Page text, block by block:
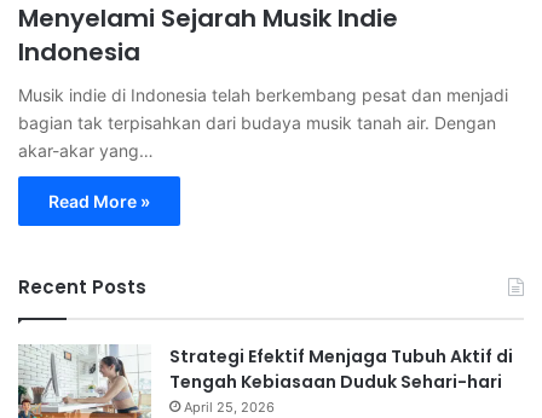
Menyelami Sejarah Musik Indie
Indonesia
Musik indie di Indonesia telah berkembang pesat dan menjadi
bagian tak terpisahkan dari budaya musik tanah air. Dengan
akar-akar yang…
Read More »
Recent Posts
Strategi Efektif Menjaga Tubuh Aktif di
Tengah Kebiasaan Duduk Sehari-hari
April 25, 2026